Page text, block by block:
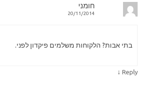
חומני
20/11/2014
בתי אבות? הלקוחות משלמים פיקדון לפני.
Reply
↓